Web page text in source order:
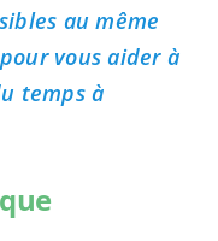
au même
vous aider à
temps à